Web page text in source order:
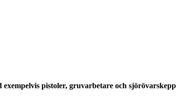
pistoler, gruvarbetare och